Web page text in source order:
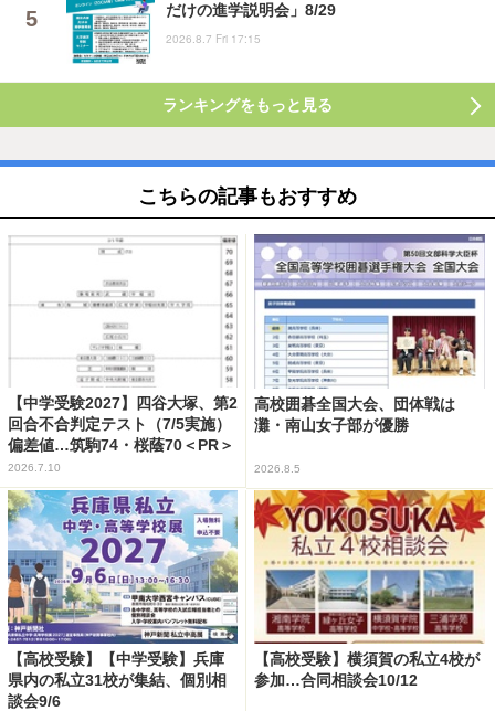
だけの進学説明会」8/29
2026.8.7 Fri 17:15
ランキングをもっと見る
こちらの記事もおすすめ
【中学受験2027】四谷大塚、第2
回合不合判定テスト（7/5実施）
偏差値…筑駒74・桜蔭70＜PR＞
2026.7.10
高校囲碁全国大会、団体戦は
灘・南山女子部が優勝
2026.8.5
【高校受験】【中学受験】兵庫
県内の私立31校が集結、個別相
談会9/6
【高校受験】横須賀の私立4校が
参加…合同相談会10/12